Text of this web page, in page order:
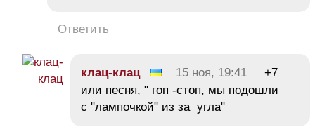
Ответить
клац-клац 15 ноя, 19:41
+7
или песня, " гоп -стоп, мы подошли
с "лампочкой" из за угла"